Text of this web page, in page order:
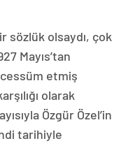
sözlük olsaydı, çok
Mayıs’tan
etmiş
olarak
Özgür Özel’in
tarihiyle